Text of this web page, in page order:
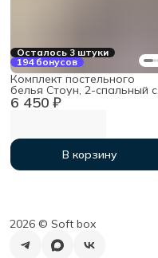
Осталось 3 штуки
194 бонусов
6 450 ₽
Комплект постельного
белья Стоун, 2-спальный с
простыней на резинке
160х200х30, хлопок
В корзину
2026 ©︎ Soft box